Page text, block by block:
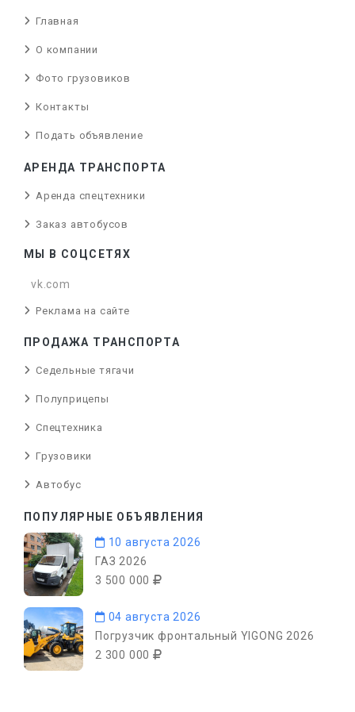
Главная
О компании
Фото грузовиков
Контакты
Подать объявление
АРЕНДА ТРАНСПОРТА
Аренда спецтехники
Заказ автобусов
МЫ В СОЦСЕТЯХ
vk.com
Реклама на сайте
ПРОДАЖА ТРАНСПОРТА
Седельные тягачи
Полуприцепы
Спецтехника
Грузовики
Автобус
ПОПУЛЯРНЫЕ ОБЪЯВЛЕНИЯ
10 августа 2026
ГАЗ 2026
3 500 000
04 августа 2026
Погрузчик фронтальный YIGONG 2026
2 300 000